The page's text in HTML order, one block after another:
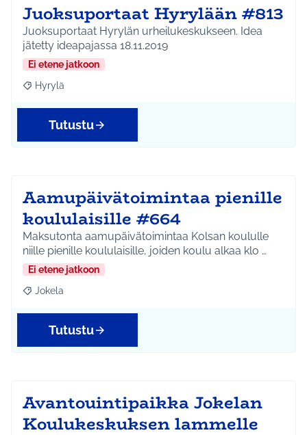
Juoksuportaat Hyrylään #813
Juoksuportaat Hyrylän urheilukeskukseen. Idea
jätetty ideapajassa 18.11.2019
Ei etene jatkoon
Rajaa tulokset aihepiirin mukaan: Hyrylä
Hyrylä
Tutustu
Aamupäivätoimintaa pienille
koululaisille #664
Maksutonta aamupäivätoimintaa Kolsan koululle
niille pienille koululaisille, joiden koulu alkaa klo …
Ei etene jatkoon
Rajaa tulokset aihepiirin mukaan: Jokela
Jokela
Tutustu
Avantouintipaikka Jokelan
Koulukeskuksen lammelle